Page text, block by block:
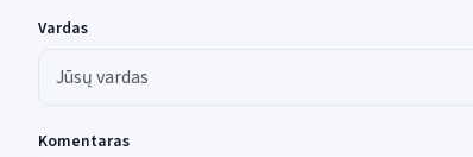
Vardas
Komentaras